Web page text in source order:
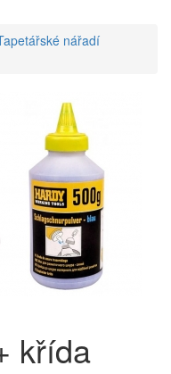
nářadí
křída